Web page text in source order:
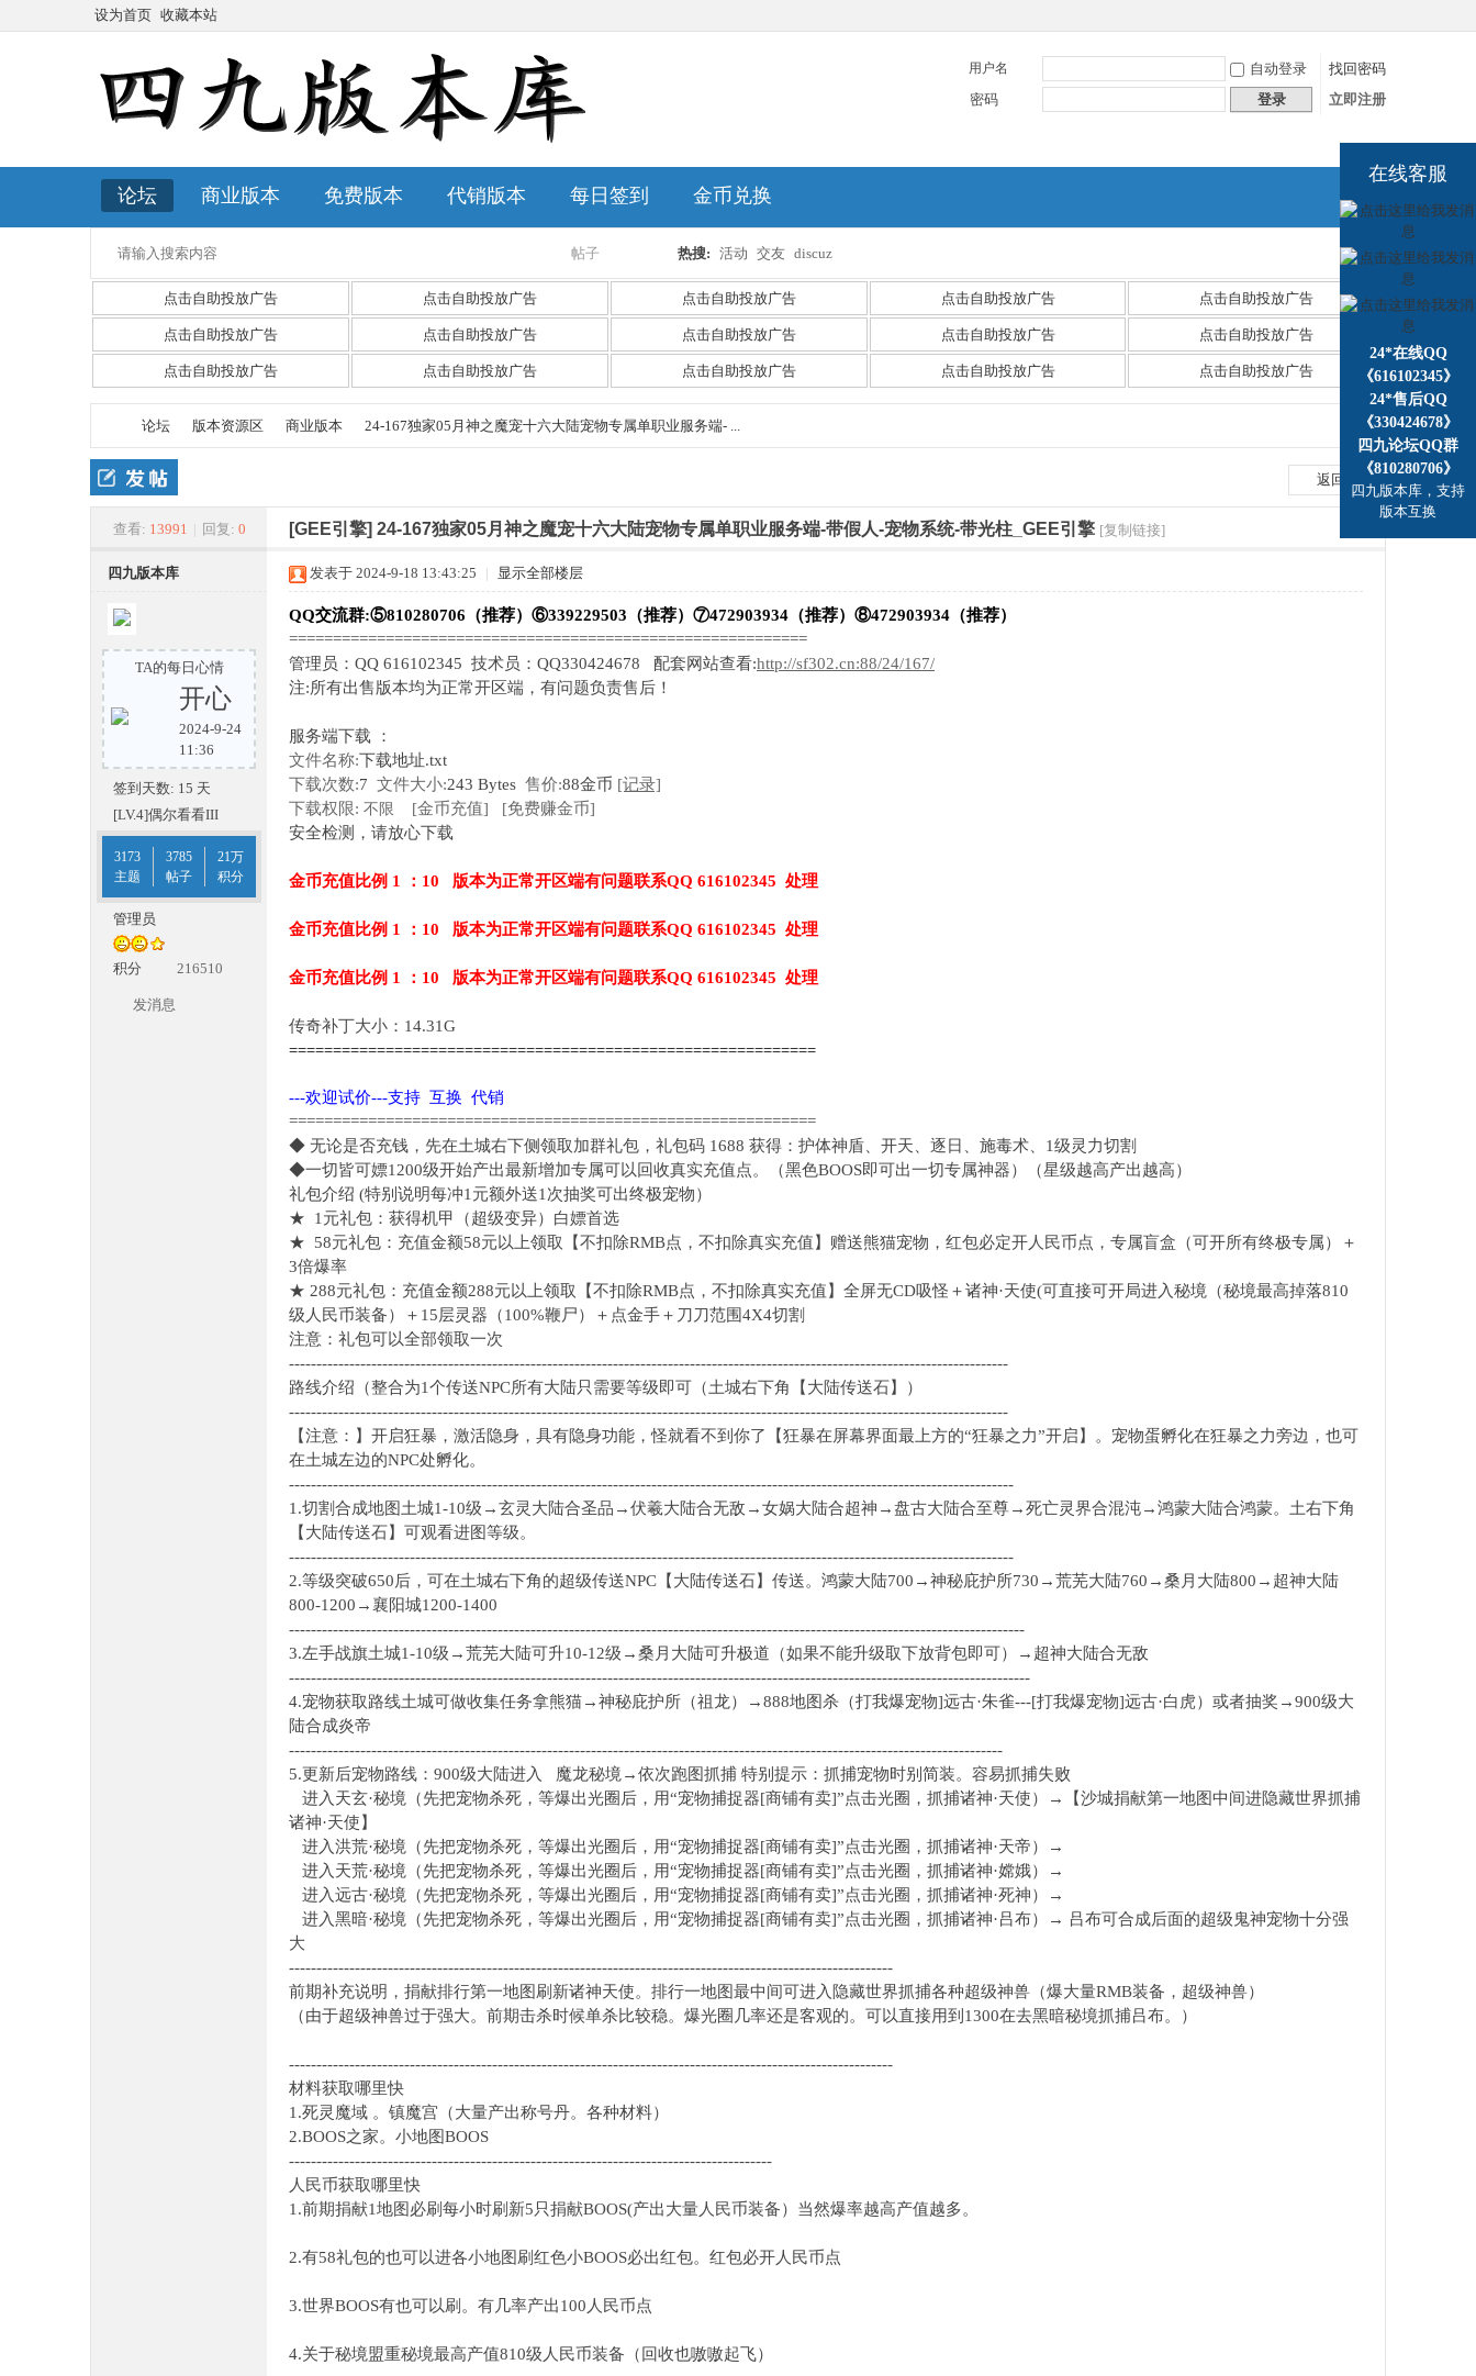
设为首页 收藏本站
用户名 自动登录
找回密码
密码
登录 立即注册
捷导
航
论坛 商业版本 免费版本 代销版本 每日签到 金币兑换
帖子
搜
热搜: 活动 交友 discuz
点击自助投放广告 点击自助投放广告 点击自助投放广告 点击自助投放广告 点击自助投放广告
点击自助投放广告 点击自助投放广告 点击自助投放广告 点击自助投放广告 点击自助投放广告
点击自助投放广告 点击自助投放广告 点击自助投放广告 点击自助投放广告 点击自助投放广告
九
»
论坛 版本资源区 商业版本
›
24-167独家05月神之魔宠十六大陆宠物专属单职业服务端- ...
返回列表
查看: 13991 | 回复: 0 [GEE引擎] 24-167独家05月神之魔宠十六大陆宠物专属单职业服务端-带假人-宠物系统-带光柱_GEE引擎 [复制链接]
四九版本库
TA的每日心情
开心
2024-9-24
11:36
签到天数: 15 天
[LV.4]偶尔看看III
3173
主题
3785
帖子
21万
积分
管理员
积分 216510
发消息
发表于 2024-9-18 13:43:25 | 显示全部楼层
QQ交流群:⑤810280706（推荐）⑥339229503（推荐）⑦472903934（推荐）⑧472903934（推荐）
===========================================================
管理员：QQ 616102345 技术员：QQ330424678 配套网站查看:http://sf302.cn:88/24/167/
注:所有出售版本均为正常开区端，有问题负责售后！
服务端下载 ：
文件名称:下载地址.txt
下载次数:7 文件大小:243 Bytes 售价:88金币 [记录]
下载权限: 不限 [金币充值]
[免费赚金币]
安全检测，请放心下载
金币充值比例 1 ：10 版本为正常开区端有问题联系QQ 616102345 处理
金币充值比例 1 ：10 版本为正常开区端有问题联系QQ 616102345 处理
金币充值比例 1 ：10 版本为正常开区端有问题联系QQ 616102345 处理
传奇补丁大小：14.31G
============================================================
---欢迎试价---支持 互换 代销
============================================================
◆ 无论是否充钱，先在土城右下侧领取加群礼包，礼包码 1688 获得：护体神盾、开天、逐日、施毒术、1级灵力切割
◆一切皆可嫖1200级开始产出最新增加专属可以回收真实充值点。（黑色BOOS即可出一切专属神器）（星级越高产出越高）
礼包介绍 (特别说明每冲1元额外送1次抽奖可出终极宠物）
★ 1元礼包：获得机甲（超级变异）白嫖首选
★ 58元礼包：充值金额58元以上领取【不扣除RMB点，不扣除真实充值】赠送熊猫宠物，红包必定开人民币点，专属盲盒（可开所有终极专属）＋
3倍爆率
★ 288元礼包：充值金额288元以上领取【不扣除RMB点，不扣除真实充值】全屏无CD吸怪＋诸神·天使(可直接可开局进入秘境（秘境最高掉落810
级人民币装备）＋15层灵器（100%鞭尸）＋点金手＋刀刀范围4X4切割
注意：礼包可以全部领取一次
-----------------------------------------------------------------------------------------------------------------------------------
路线介绍（整合为1个传送NPC所有大陆只需要等级即可（土城右下角【大陆传送石】）
-----------------------------------------------------------------------------------------------------------------------------------
【注意：】开启狂暴，激活隐身，具有隐身功能，怪就看不到你了【狂暴在屏幕界面最上方的“狂暴之力”开启】。宠物蛋孵化在狂暴之力旁边，也可
在土城左边的NPC处孵化。
------------------------------------------------------------------------------------------------------------------------------------
1.切割合成地图土城1-10级→玄灵大陆合圣品→伏羲大陆合无敌→女娲大陆合超神→盘古大陆合至尊→死亡灵界合混沌→鸿蒙大陆合鸿蒙。土右下角
【大陆传送石】可观看进图等级。
------------------------------------------------------------------------------------------------------------------------------------
2.等级突破650后，可在土城右下角的超级传送NPC【大陆传送石】传送。鸿蒙大陆700→神秘庇护所730→荒芜大陆760→桑月大陆800→超神大陆
800-1200→襄阳城1200-1400
--------------------------------------------------------------------------------------------------------------------------------------
3.左手战旗土城1-10级→荒芜大陆可升10-12级→桑月大陆可升极道（如果不能升级取下放背包即可）→超神大陆合无敌
---------------------------------------------------------------------------------------------------------------------------------------
4.宠物获取路线土城可做收集任务拿熊猫→神秘庇护所（祖龙）→888地图杀（打我爆宠物]远古·朱雀---[打我爆宠物]远古·白虎）或者抽奖→900级大
陆合成炎帝
----------------------------------------------------------------------------------------------------------------------------------
5.更新后宠物路线：900级大陆进入 魔龙秘境→依次跑图抓捕 特别提示：抓捕宠物时别简装。容易抓捕失败
进入天玄·秘境（先把宠物杀死，等爆出光圈后，用“宠物捕捉器[商铺有卖]”点击光圈，抓捕诸神·天使）→【沙城捐献第一地图中间进隐藏世界抓捕
诸神·天使】
进入洪荒·秘境（先把宠物杀死，等爆出光圈后，用“宠物捕捉器[商铺有卖]”点击光圈，抓捕诸神·天帝）→
进入天荒·秘境（先把宠物杀死，等爆出光圈后，用“宠物捕捉器[商铺有卖]”点击光圈，抓捕诸神·嫦娥）→
进入远古·秘境（先把宠物杀死，等爆出光圈后，用“宠物捕捉器[商铺有卖]”点击光圈，抓捕诸神·死神）→
进入黑暗·秘境（先把宠物杀死，等爆出光圈后，用“宠物捕捉器[商铺有卖]”点击光圈，抓捕诸神·吕布）→ 吕布可合成后面的超级鬼神宠物十分强
大
--------------------------------------------------------------------------------------------------------------
前期补充说明，捐献排行第一地图刷新诸神天使。排行一地图最中间可进入隐藏世界抓捕各种超级神兽（爆大量RMB装备，超级神兽）
（由于超级神兽过于强大。前期击杀时候单杀比较稳。爆光圈几率还是客观的。可以直接用到1300在去黑暗秘境抓捕吕布。）
--------------------------------------------------------------------------------------------------------------
材料获取哪里快
1.死灵魔域 。镇魔宫（大量产出称号丹。各种材料）
2.BOOS之家。小地图BOOS
----------------------------------------------------------------------------------------
人民币获取哪里快
1.前期捐献1地图必刷每小时刷新5只捐献BOOS(产出大量人民币装备）当然爆率越高产值越多。
2.有58礼包的也可以进各小地图刷红色小BOOS必出红包。红包必开人民币点
3.世界BOOS有也可以刷。有几率产出100人民币点
4.关于秘境盟重秘境最高产值810级人民币装备（回收也嗷嗷起飞）
在线客服
24*在线QQ
《616102345》
24*售后QQ
《330424678》
四九论坛QQ群
《810280706》
四九版本库，支持
版本互换